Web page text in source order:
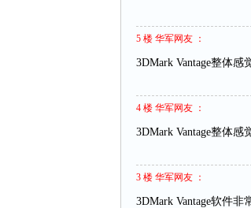
5 楼 华军网友 ：
3DMark Vantage整体
4 楼 华军网友 ：
3DMark Vantage整体
3 楼 华军网友 ：
3DMark Vantage软件非